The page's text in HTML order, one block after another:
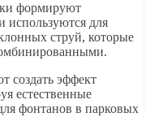
формируют
для
струй, которые
создать эффект
естественные
фонтанов в парковых